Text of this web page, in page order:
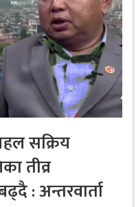
सक्रिय
तीव्र
: अन्तरवार्ता